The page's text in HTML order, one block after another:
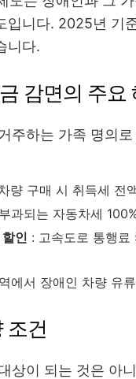
입니다. 2025년 기
니다.
감면의 주요
주하는 가족 명의
량 구매 시 취득세 전
과되는 자동차세
인 : 고속도로 통행
에서 장애인 차량 유
조건
상이 되는 것은 아